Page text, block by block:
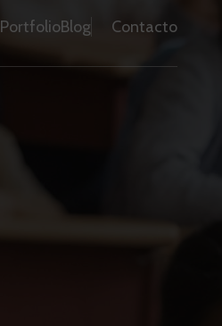
PortfolioBlog Contacto